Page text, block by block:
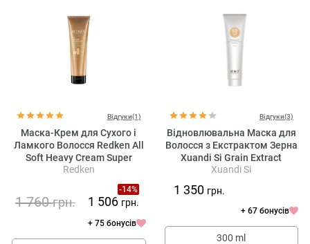
Відгуки(1)
Маска-Крем для Сухого і
Ламкого Волосся Redken All
Soft Heavy Cream Super
Treatment Mask
Redken
-14%
1 760грн. 1 506 грн.
+ 75 бонусів
Відгуки(3)
Відновлювальна Маска для
Волосся з Екстрактом Зерна
Xuandi Si Grain Extract
Treatment Hair Mask
Xuandi Si
1 350 грн.
+ 67 бонусів
300 ml